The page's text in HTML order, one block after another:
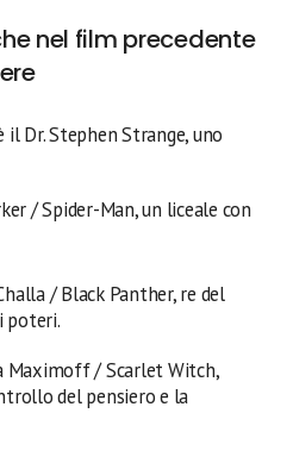
nel film precedente
il Dr. Stephen Strange, uno
/ Spider-Man, un liceale con
/ Black Panther, re del
poteri.
Maximoff / Scarlet Witch,
del pensiero e la